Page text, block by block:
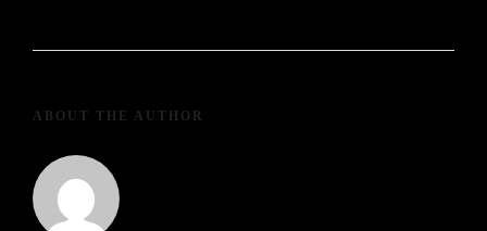
ABOUT THE AUTHOR